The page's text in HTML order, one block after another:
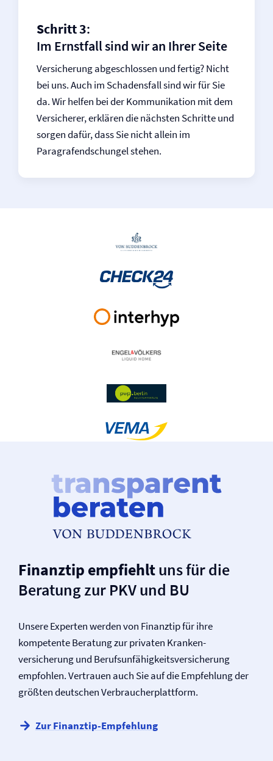
Schritt 3:
Im Ernstfall sind wir an Ihrer Seite
Versicherung abgeschlossen und fertig? Nicht
bei uns. Auch im Schadensfall sind wir für Sie
da. Wir helfen bei der Kommunikation mit dem
Versicherer, erklären die nächsten Schritte und
sorgen dafür, dass Sie nicht allein im
Paragrafendschungel stehen.
Finanztip empfiehltuns für die
Beratung zur PKV und BU
Unsere Experten werden von Finanztip für ihre
kompetente Beratung zur privaten Kranken­­
versicherung und Berufs­unfähigkeits­versicherung
empfohlen. Vertrauen auch Sie auf die Empfehlung der
größten deutschen Verbraucherplattform.
Zur Finanztip-Empfehlung